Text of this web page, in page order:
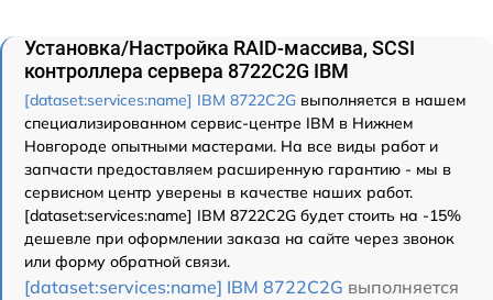
Установка/Настройка RAID-массива, SCSI
контроллера сервера 8722C2G IBM
[dataset:services:name] IBM 8722C2G выполняется в нашем
специализированном сервис-центре IBM в Нижнем
Новгороде опытными мастерами. На все виды работ и
запчасти предоставляем расширенную гарантию - мы в
сервисном центр уверены в качестве наших работ.
[dataset:services:name] IBM 8722C2G будет стоить на -15%
дешевле при оформлении заказа на сайте через звонок
или форму обратной связи.
[dataset:services:name] IBM 8722C2G выполняется